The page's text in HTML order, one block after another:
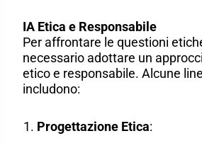
IA Etica e Responsabile
Per affrontare le questioni
necessario adottare un
etico e responsabile. Alcune
includono:
Progettazione Etica: